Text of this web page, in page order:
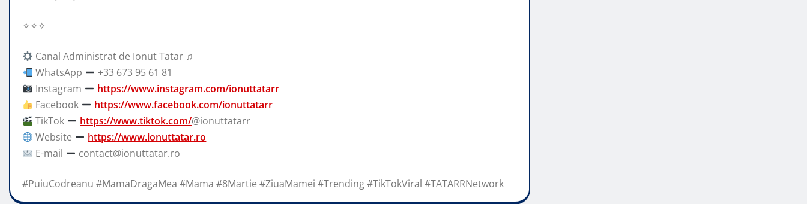
✧✧✧
Canal Administrat de Ionut Tatar ♫
WhatsApp
+33 673 95 61 81
Instagram
https://www.instagram.com/ionuttatarr
Facebook
https://www.facebook.com/ionuttatarr
TikTok
https://www.tiktok.com/@ionuttatarr
Website
https://www.ionuttatar.ro
E-mail
contact@ionuttatar.ro
#PuiuCodreanu #MamaDragaMea #Mama #8Martie #ZiuaMamei #Trending #TikTokViral #TATARRNetwork